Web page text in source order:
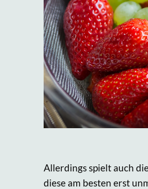
Allerdings spielt auch
diese am besten erst